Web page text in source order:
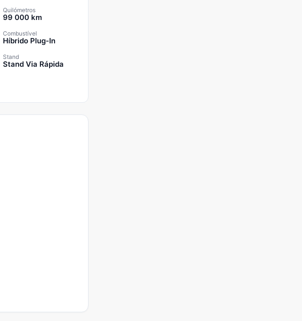
Quilómetros
99 000 km
Combustível
Híbrido Plug-In
Stand
Stand Via Rápida